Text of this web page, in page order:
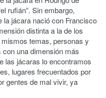
rufián”. Sin embargo,
jácara nació con Francisco
distinta a la de los
temas, personas y
una dimensión más
las jácaras lo encontramos
lugares frecuentados por
gentes de mal vivir, ya